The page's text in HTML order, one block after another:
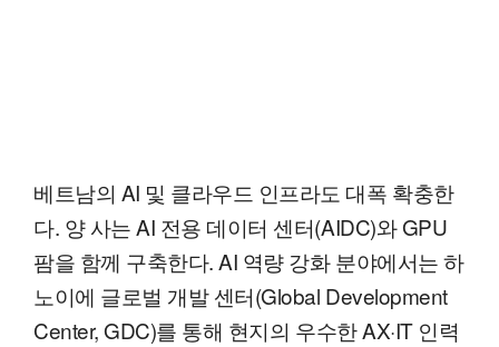
베트남의 AI 및 클라우드 인프라도 대폭 확충한
다. 양 사는 AI 전용 데이터 센터(AIDC)와 GPU
팜을 함께 구축한다. AI 역량 강화 분야에서는 하
노이에 글로벌 개발 센터(Global Development
Center, GDC)를 통해 현지의 우수한 AX·IT 인력